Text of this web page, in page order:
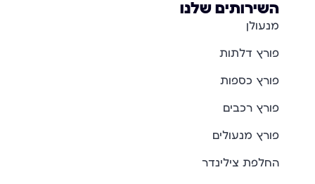
השירותים שלנו
מנעולן
פורץ דלתות
פורץ כספות
פורץ רכבים
פורץ מנעולים
החלפת צילינדר